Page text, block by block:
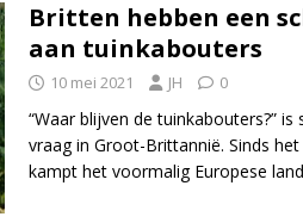
Britten hebben een
aan tuinkabouters
10 mei 2021 JH 0
“Waar blijven de tuinkabouters?”
vraag in Groot-Brittannië. Sinds
kampt het voormalig Europese